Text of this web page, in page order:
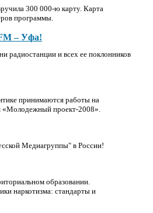
300 000-ю карту. Карта
программы.
– Уфа!
радиостанции и всех ее поклонников
принимаются работы на
«Молодежный проект-2008».
Медиагруппы" в России!
образовании.
наркотизма: стандарты и